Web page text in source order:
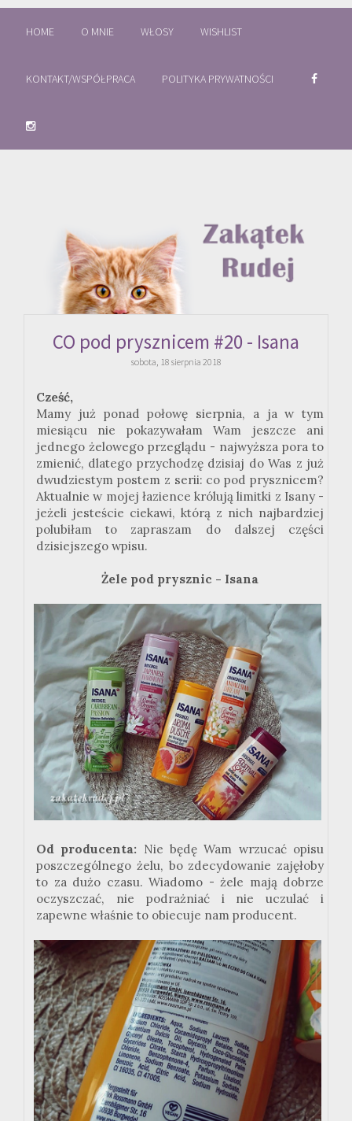
HOME O MNIE WŁOSY WISHLIST
KONTAKT/WSPÓŁPRACA POLITYKA PRYWATNOŚCI
CO pod prysznicem #20 - Isana
sobota, 18 sierpnia 2018
Cześć,
Mamy już ponad połowę sierpnia, a ja w tym
miesiącu nie pokazywałam Wam jeszcze ani
jednego żelowego przeglądu - najwyższa pora to
zmienić, dlatego przychodzę dzisiaj do Was z już
dwudziestym postem z serii: co pod prysznicem?
Aktualnie w mojej łazience królują limitki z Isany -
jeżeli jesteście ciekawi, którą z nich najbardziej
polubiłam to zapraszam do dalszej części
dzisiejszego wpisu.
Żele pod prysznic - Isana
Od producenta: Nie będę Wam wrzucać opisu
poszczególnego żelu, bo zdecydowanie zajęłoby
to za dużo czasu. Wiadomo - żele mają dobrze
oczyszczać, nie podrażniać i nie uczulać i
zapewne właśnie to obiecuje nam producent.